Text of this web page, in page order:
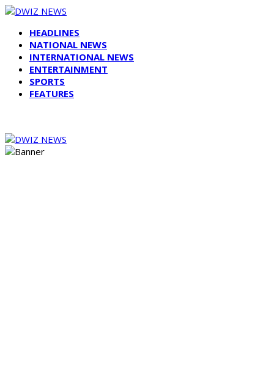
HEADLINES
NATIONAL NEWS
INTERNATIONAL NEWS
ENTERTAINMENT
SPORTS
FEATURES